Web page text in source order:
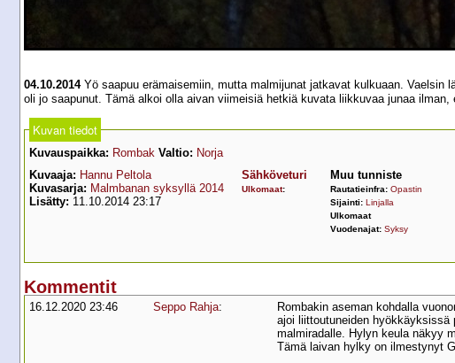
04.10.2014Yö saapuu erämaisemiin, mutta malmijunat jatkavat kulkuaan. Vaelsin
oli jo saapunut. Tämä alkoi olla aivan viimeisiä hetkiä kuvata liikkuvaa junaa
Kuvan tiedot
Kuvauspaikka: Rombak Valtio: Norja
Kuvaaja: Hannu Peltola
Kuvasarja: Malmbanan syksyllä 2014
Lisätty: 11.10.2014 23:17
Sähköveturi
Ulkomaat:
Muu tunniste
Rautatieinfra: Opastin
Sijainti: Linjalla
Ulkomaat
Vuodenajat: Syksy
Kommentit
16.12.2020 23:46 Seppo Rahja:
Rombakin aseman kohdalla
ajoi liittoutuneiden hyökkäyksissä
malmiradalle. Hylyn keula näkyy
Tämä laivan hylky on ilmestynyt